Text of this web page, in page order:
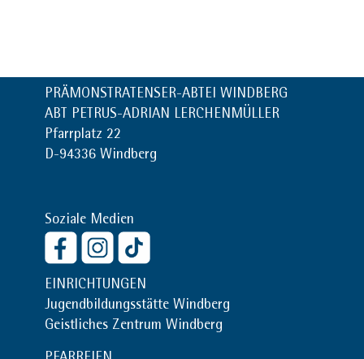
PRÄMONSTRATENSER-ABTEI WINDBERG
ABT PETRUS-ADRIAN LERCHENMÜLLER
Pfarrplatz 22
D-94336 Windberg
Soziale Medien
EINRICHTUNGEN
Jugendbildungsstätte Windberg
Geistliches Zentrum Windberg